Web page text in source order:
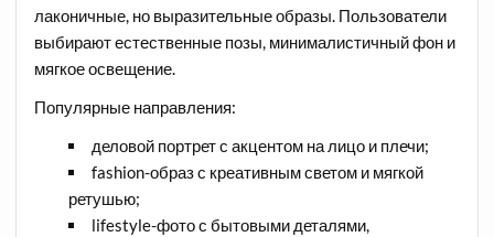
лаконичные, но выразительные образы. Пользователи
выбирают естественные позы, минималистичный фон и
мягкое освещение.
Популярные направления:
деловой портрет с акцентом на лицо и плечи;
fashion-образ с креативным светом и мягкой
ретушью;
lifestyle-фото с бытовыми деталями,